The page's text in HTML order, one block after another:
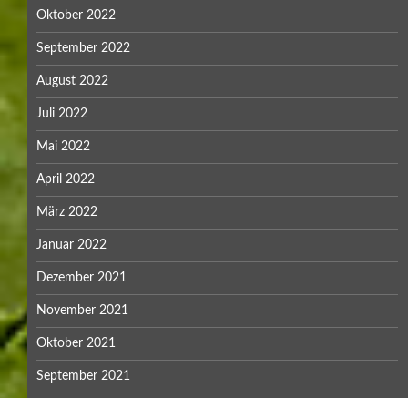
Oktober 2022
September 2022
August 2022
Juli 2022
Mai 2022
April 2022
März 2022
Januar 2022
Dezember 2021
November 2021
Oktober 2021
September 2021